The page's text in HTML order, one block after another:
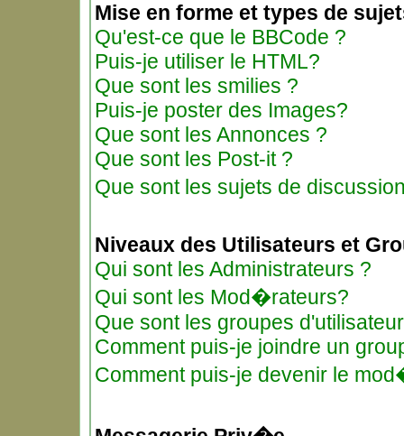
Mise en forme et types de
Qu'est-ce que le BBCode ?
Puis-je utiliser le HTML?
Que sont les smilies ?
Puis-je poster des Images?
Que sont les Annonces ?
Que sont les Post-it ?
Que sont les sujets de
Niveaux des Utilisateurs et
Qui sont les Administrateurs ?
Qui sont les Mod�rateurs?
Que sont les groupes
Comment puis-je joindre un
Comment puis-je devenir le